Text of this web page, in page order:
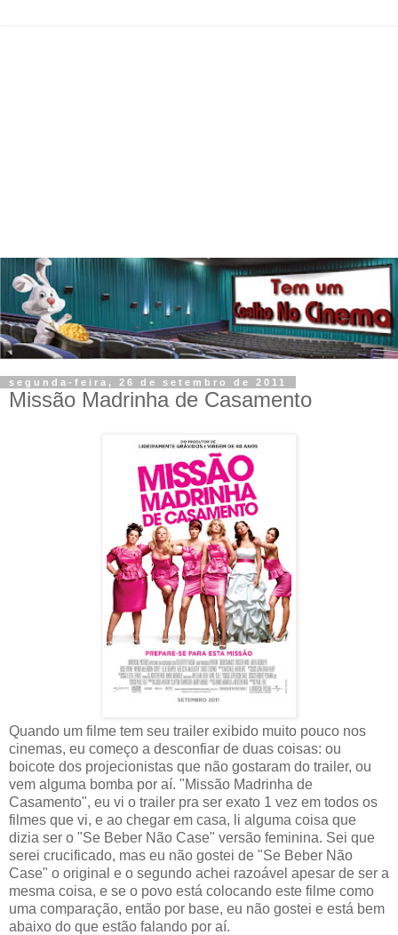
segunda-feira, 26 de setembro de 2011
Missão Madrinha de Casamento
Quando um filme tem seu trailer exibido muito pouco nos
cinemas, eu começo a desconfiar de duas coisas: ou
boicote dos projecionistas que não gostaram do trailer, ou
vem alguma bomba por aí. "Missão Madrinha de
Casamento", eu vi o trailer pra ser exato 1 vez em todos os
filmes que vi, e ao chegar em casa, li alguma coisa que
dizia ser o "Se Beber Não Case" versão feminina. Sei que
serei crucificado, mas eu não gostei de "Se Beber Não
Case" o original e o segundo achei razoável apesar de ser a
mesma coisa, e se o povo está colocando este filme como
uma comparação, então por base, eu não gostei e está bem
abaixo do que estão falando por aí.